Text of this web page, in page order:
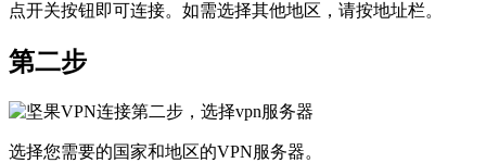
点开关按钮即可连接。如需选择其他地区，请按地址栏。
第二步
选择您需要的国家和地区的VPN服务器。